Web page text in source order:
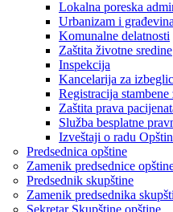
Lokalna poreska
Urbanizam i
Komunalne delatnosti
Zaštita životne sredine
Inspekcija
Kancelarija za
Registracija stambene
Zaštita prava
Služba besplatne
Izveštaji o radu
Predsednica opštine
Zamenik predsednice
Predsednik skupštine
Zamenik predsednika
Sekretar Skupštine opštine